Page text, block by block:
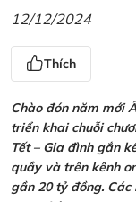
12/12/2024
Thích
Chào đón năm mới
triển khai chuỗi
Tết – Gia đình gắn
quầy và trên kênh
gần 20 tỷ đồng.